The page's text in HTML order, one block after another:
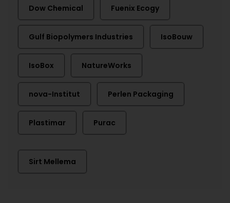
Dow Chemical Fuenix Ecogy
Gulf Biopolymers Industries IsoBouw
IsoBox NatureWorks
nova-Institut Perlen Packaging
Plastimar Purac
Sirt Mellema